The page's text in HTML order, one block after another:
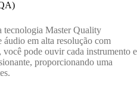
tecnologia Master Quality
em alta resolução com
pode ouvir cada instrumento e
proporcionando uma